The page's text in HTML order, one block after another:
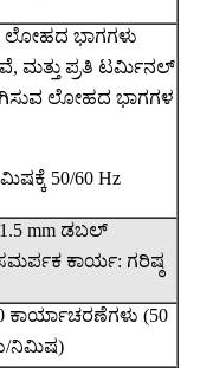
ಲೋಹದ ಭಾಗಗಳು
ಮತ್ತು ಪ್ರತಿ ಟರ್ಮಿನಲ್
ಲೋಹದ ಭಾಗಗಳ
50/60 Hz
mm ಡಬಲ್
ಕಾರ್ಯ: ಗರಿಷ್ಠ
ಕಾರ್ಯಾಚರಣೆಗಳು (50
ನಿಮಿಷ)